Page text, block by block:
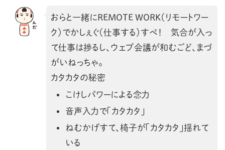
おらと一緒にREMOTE WORK（リモートワー
ク）でかしぇぐ（仕事する）すぺ！ 気合が入っ
て仕事は捗るし、ウェブ会議が和むごど、まづ
がいねっちゃ。
カタカタの秘密
こけしパワーによる念力
音声入力で「カタカタ」
ねむかげすて、椅子が「カタカタ」揺れて
いる